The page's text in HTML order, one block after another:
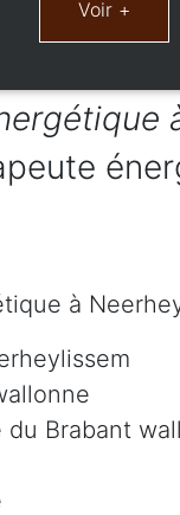
à
du Brabant